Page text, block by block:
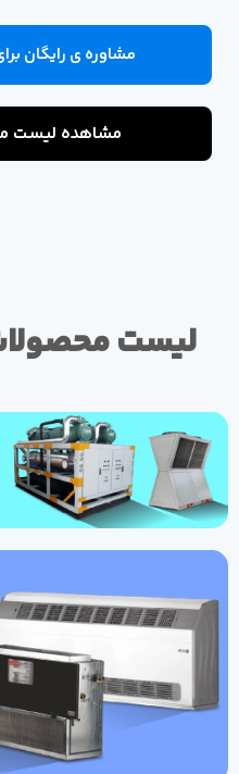
مشاوره ی رایگان
مشاهده لیست
لیست